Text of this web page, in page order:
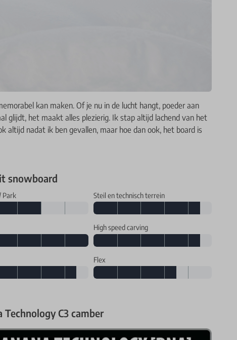
kan maken. Of je nu in de lucht hangt, poeder aan
glijdt, het maakt alles plezierig. Ik stap altijd lachend van het
altijd nadat ik ben gevallen, maar hoe dan ook, het board is
snowboard
Park Steil en technisch terrein
High speed carving
Flex
Technology C3 camber